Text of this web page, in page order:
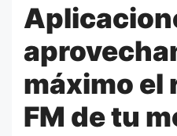
máximo el
FM de tu